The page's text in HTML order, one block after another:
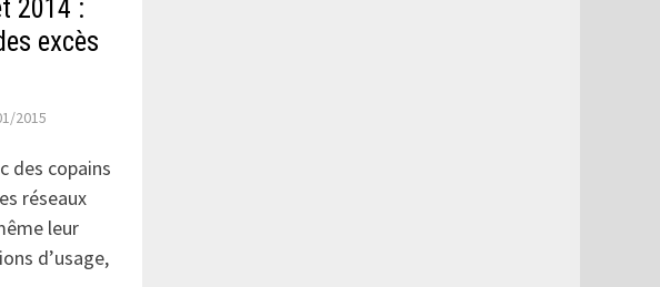
2014 :
excès
2015
des copains
réseaux
leur
d’usage,